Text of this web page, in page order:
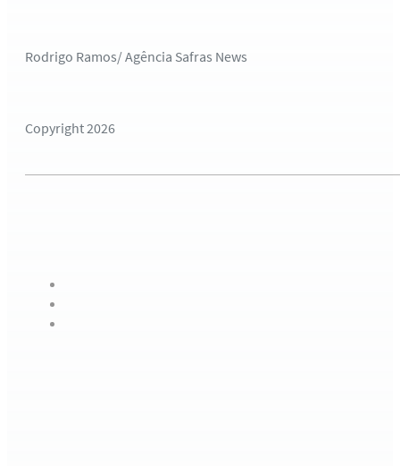
Rodrigo Ramos/ Agência Safras News
Copyright 2026